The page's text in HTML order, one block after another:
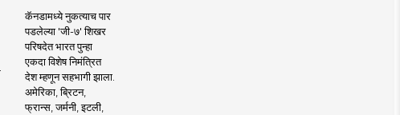
कॅनडामध्ये नुकत्याच पार
पडलेल्या 'जी-७' शिखर
परिषदेत भारत पुन्हा
एकदा विशेष निमंत्रित
देश म्हणून सहभागी झाला.
अमेरिका, ब्रिटन,
फ्रान्स, जर्मनी, इटली,